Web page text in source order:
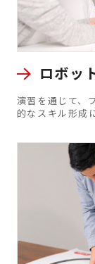
ロボッ
演習を通じて、
的なスキル形成